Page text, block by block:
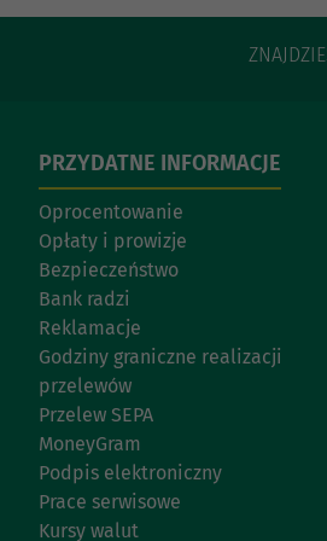
PRZYDATNE INFORMACJE
Oprocentowanie
Opłaty i prowizje
Bezpieczeństwo
Bank radzi
Reklamacje
Godziny graniczne realizacji
przelewów
Przelew SEPA
MoneyGram
Podpis elektroniczny
Prace serwisowe
Kursy walut